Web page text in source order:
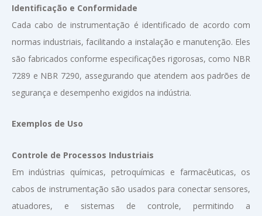
Identificação e Conformidade
Cada cabo de instrumentação é identificado de acordo com
normas industriais, facilitando a instalação e manutenção. Eles
são fabricados conforme especificações rigorosas, como NBR
7289 e NBR 7290, assegurando que atendem aos padrões de
segurança e desempenho exigidos na indústria.
Exemplos de Uso
Controle de Processos Industriais
Em indústrias químicas, petroquímicas e farmacêuticas, os
cabos de instrumentação são usados para conectar sensores,
atuadores, e sistemas de controle, permitindo a